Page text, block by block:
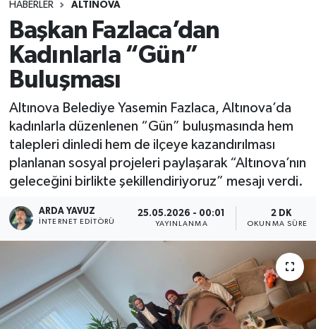
HABERLER ALTINOVA
Başkan Fazlaca’dan
Kadınlarla “Gün”
Buluşması
Altınova Belediye Yasemin Fazlaca, Altınova’da
kadınlarla düzenlenen “Gün” buluşmasında hem
talepleri dinledi hem de ilçeye kazandırılması
planlanan sosyal projeleri paylaşarak “Altınova’nın
geleceğini birlikte şekillendiriyoruz” mesajı verdi.
ARDA YAVUZ
İNTERNET EDITÖRÜ
25.05.2026 - 00:01
YAYINLANMA
2 DK
OKUNMA SÜRESI
BİLİM VE TEKNOLOJİ
ASAYİŞ
SAĞLIK
SPOR
ULUSAL
RESMİ İLAN
Tüm Manşetler
Son Dakika Haberleri
Haber Arşivi